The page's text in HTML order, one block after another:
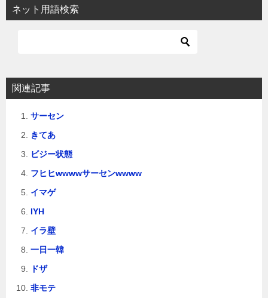
ネット用語検索
関連記事
サーセン
きてあ
ビジー状態
フヒヒwwwwサーセンwwww
イマゲ
IYH
イラ壁
一日一韓
ドザ
非モテ